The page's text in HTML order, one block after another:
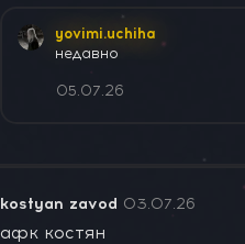
yovimi.uchiha
недавно
05.07.26
kostyan zavod 03.07.26
афк костян